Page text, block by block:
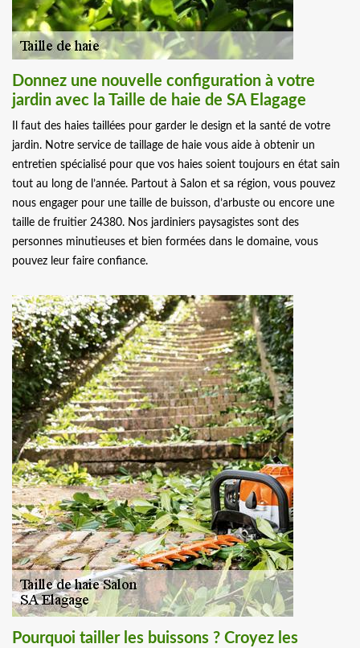
Donnez une nouvelle configuration à votre
jardin avec la Taille de haie de SA Elagage
Il faut des haies taillées pour garder le design et la santé de votre
jardin. Notre service de taillage de haie vous aide à obtenir un
entretien spécialisé pour que vos haies soient toujours en état sain
tout au long de l’année. Partout à Salon et sa région, vous pouvez
nous engager pour une taille de buisson, d’arbuste ou encore une
taille de fruitier 24380. Nos jardiniers paysagistes sont des
personnes minutieuses et bien formées dans le domaine, vous
pouvez leur faire confiance.
Pourquoi tailler les buissons ? Croyez les